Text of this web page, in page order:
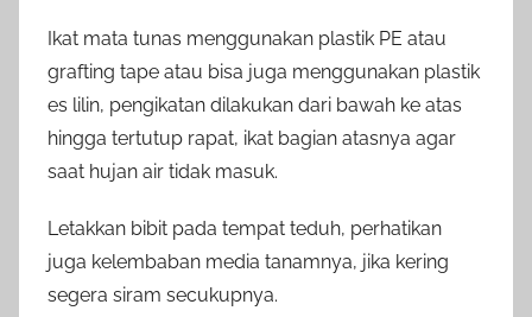
Ikat mata tunas menggunakan plastik PE atau
grafting tape atau bisa juga menggunakan plastik
es lilin, pengikatan dilakukan dari bawah ke atas
hingga tertutup rapat, ikat bagian atasnya agar
saat hujan air tidak masuk.
Letakkan bibit pada tempat teduh, perhatikan
juga kelembaban media tanamnya, jika kering
segera siram secukupnya.